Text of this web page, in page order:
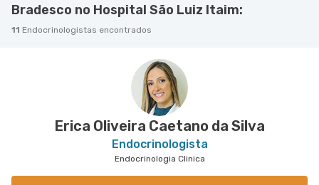
Bradesco no Hospital São Luiz Itaim:
11 Endocrinologistas encontrados
Erica Oliveira Caetano da Silva
Endocrinologista
Endocrinologia Clinica